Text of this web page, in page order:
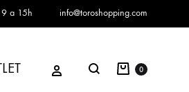
9 a 15h info@toroshopping.com
Iniciar sesión
Buscar Carrito
0